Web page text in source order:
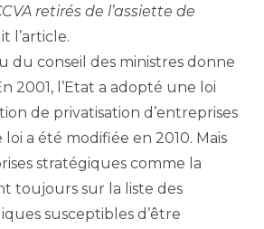
retirés de l’assiette de
l’article.
du conseil des ministres donne
2001, l’Etat a adopté une loi
de privatisation d’entreprises
a été modifiée en 2010. Mais
stratégiques comme la
toujours sur la liste des
susceptibles d’être